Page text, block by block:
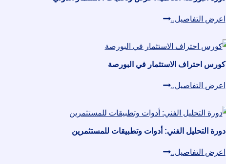
إلى
الاحتراف
المحافظ
اعرض التفاصيل..دورة
العالمية:
فرص
الاستثمار
الدولي
كورس احتراف الاستثمار في البورصة
اعرض التفاصيل..كورس
الاستثمار
في
دورة التحليل الفني: أدوات وتطبيقات للمستثمرين
اعرض التفاصيل..دورة